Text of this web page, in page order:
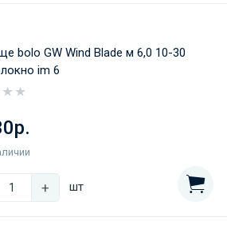
bolo GW Wind Blade м 6,0 10-30
im 6
+ шт